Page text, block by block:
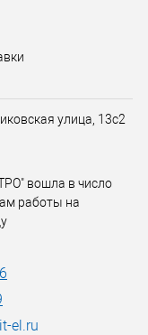
улица, 13с2
вошла в число
работы на
el.ru